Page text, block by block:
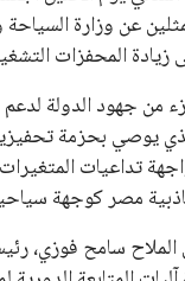
عن وزارة السياحة
زيادة المحفزات
من جهود الدولة لدعم
يوصي بحزمة
تداعيات المتغيرات
مصر كوجهة
الملاح سامح فوزي،